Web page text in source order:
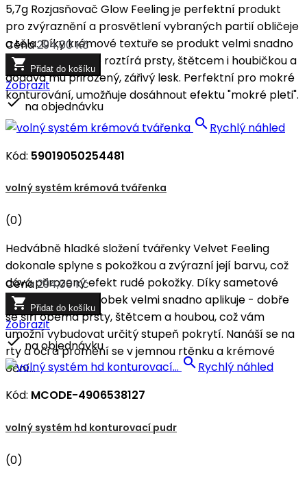
5,7g Rozjasňovač Glow Feeling je perfektní produkt
pro zvýraznění a prosvětlení vybraných partií obličeje
a těla. Díky krémové textuře se produkt velmi snadno
nanáší – dobře se roztírá prsty, štětcem i houbičkou a
dodává mu přirozený, zářivý lesk. Perfektní pro mokré
konturování, umožňuje dosáhnout efektu "mokré pleti".
Cena294,00 Kč
 Přidat do košíku
Zobrazit
 na objednávku
 Rychlý náhled
Kód: 59019050254481
volný systém krémová tvářenka
(0)
Hedvábně hladké složení tvářenky Velvet Feeling
dokonale splyne s pokožkou a zvýrazní její barvu, což
dává přirozený efekt rudé pokožky. Díky sametové
konzistenci se výrobek velmi snadno aplikuje - dobře
se šíří oběma prsty, štětcem a houbou, což vám
umožní vybudovat určitý stupeň pokrytí. Nanáší se na
rty a oči a promění se v jemnou rtěnku a krémové
oční...
Cena294,00 Kč
 Přidat do košíku
Zobrazit
na objednávku
Rychlý náhled
Kód: MCODE-4906538127
volný systém hd konturovací pudr
(0)